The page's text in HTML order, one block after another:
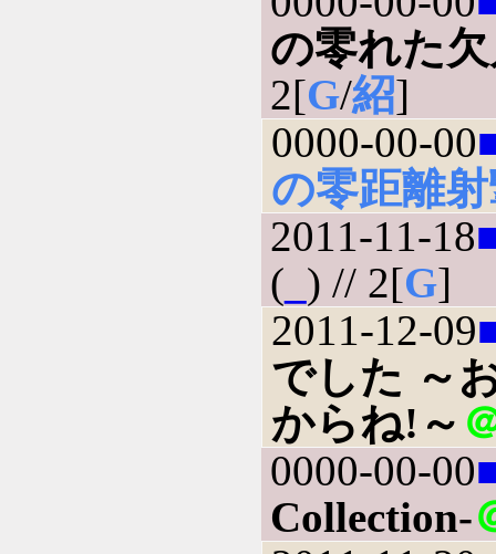
の零れた
2[G/紹]
0000-00-00
の零距離
2011-11-18
( ) // 2[G]
2011-12-09
でした ～
からね!～
0000-00-00
Collection-